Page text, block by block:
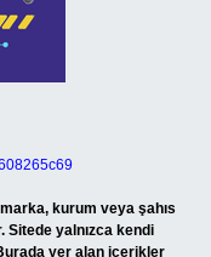
kurum veya şahıs
Sitede yalnızca kendi
Burada yer alan içerikler